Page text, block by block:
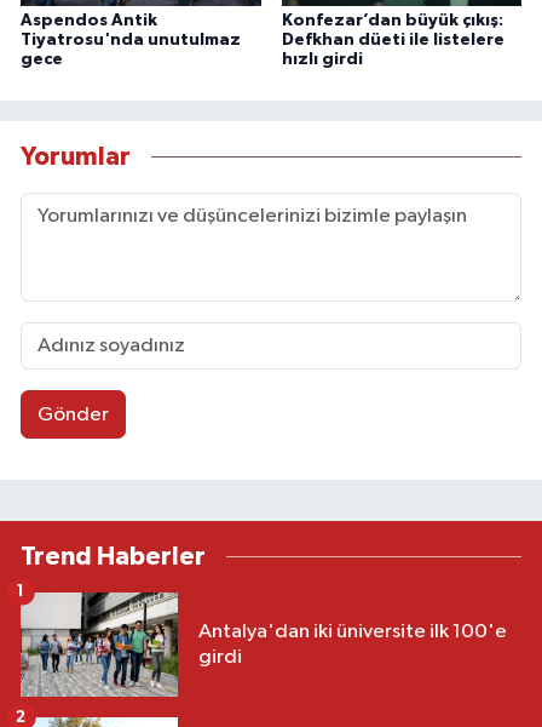
Aspendos Antik
Tiyatrosu'nda unutulmaz
gece
Konfezar’dan büyük çıkış:
Defkhan düeti ile listelere
hızlı girdi
Yorumlar
Gönder
Trend Haberler
Antalya'dan iki üniversite ilk 100'e
girdi
2